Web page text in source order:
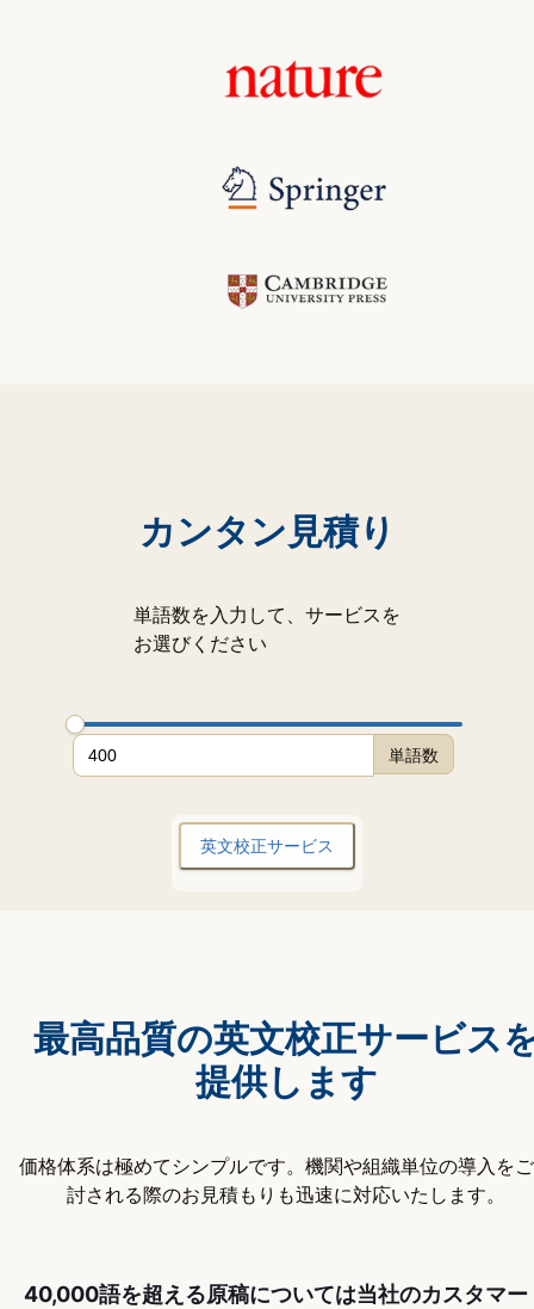
カンタン見積り
単語数を入力して、サービスを
お選びください
単語数
英文校正サービス
最高品質の英文校正サービス
提供します
価格体系は極めてシンプルです。機関や組織単位の導入を
討される際のお見積もりも迅速に対応いたします。
40,000語を超える原稿については当社のカスタマー